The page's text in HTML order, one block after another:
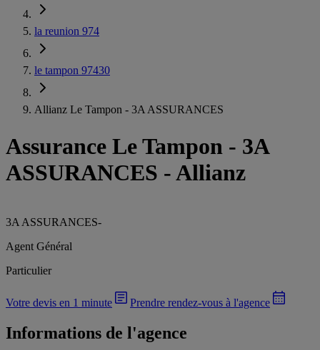
la reunion 974
le tampon 97430
Allianz Le Tampon - 3A ASSURANCES
Assurance Le Tampon - 3A
ASSURANCES - Allianz
3A ASSURANCES-
Agent Général
Particulier
Votre devis en 1 minute Prendre rendez-vous à l'agence
Informations de l'agence